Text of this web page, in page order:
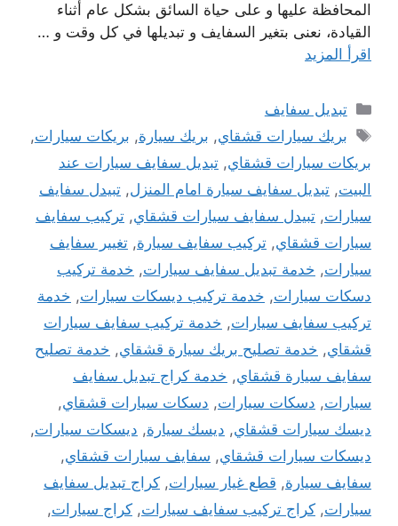
المحافظة عليها و على حياة السائق بشكل عام أثناء
القيادة، نعنى بتغير السفايف و تبديلها في كل وقت و …
اقرأ المزيد
التصنيفات
تبديل سفايف
الوسوم
بريك سيارات قشقاي, بريك سيارة, بريكات سيارات,
بريكات سيارات قشقاي, تبديل سفايف سيارات عند
البيت, تبديل سفايف سيارة امام المنزل, تبيدل سفايف
سيارات, تبيدل سفايف سيارات قشقاي, تركيب سفايف
سيارات قشقاي, تركيب سفايف سيارة, تغيير سفايف
سيارات, خدمة تبديل سفايف سيارات, خدمة تركيب
دسكات سيارات, خدمة تركيب ديسكات سيارات, خدمة
تركيب سفايف سيارات, خدمة تركيب سفايف سيارات
قشقاي, خدمة تصليح بريك سيارة قشقاي, خدمة تصليح
سفايف سيارة قشقاي, خدمة كراج تبديل سفايف
سيارات, دسكات سيارات, دسكات سيارات قشقاي,
ديسك سيارات قشقاي, ديسك سيارة, ديسكات سيارات,
ديسكات سيارات قشقاي, سفايف سيارات قشقاي,
سفايف سيارة, قطع غيار سيارات, كراج تبديل سفايف
سيارات, كراج تركيب سفايف سيارات, كراج سيارات,